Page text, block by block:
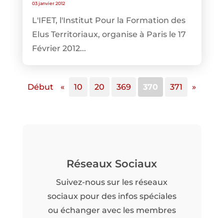
03 janvier 2012
L'IFET, l'Institut Pour la Formation des
Elus Territoriaux, organise à Paris le 17
Février 2012...
Début « 10 20 369 370 371 »
Réseaux Sociaux
Suivez-nous sur les réseaux
sociaux pour des infos spéciales
ou échanger avec les membres